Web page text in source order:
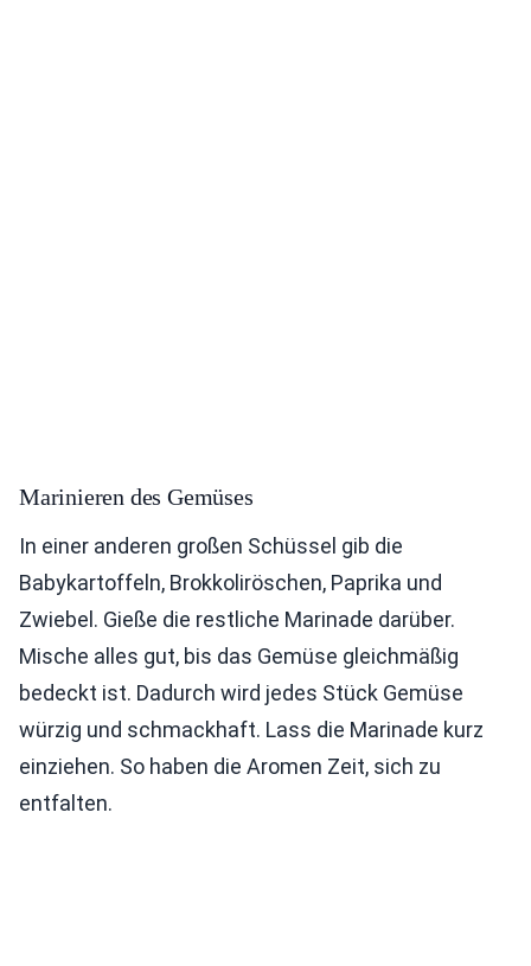
Marinieren des Gemüses
In einer anderen großen Schüssel gib die
Babykartoffeln, Brokkoliröschen, Paprika und
Zwiebel. Gieße die restliche Marinade darüber.
Mische alles gut, bis das Gemüse gleichmäßig
bedeckt ist. Dadurch wird jedes Stück Gemüse
würzig und schmackhaft. Lass die Marinade kurz
einziehen. So haben die Aromen Zeit, sich zu
entfalten.